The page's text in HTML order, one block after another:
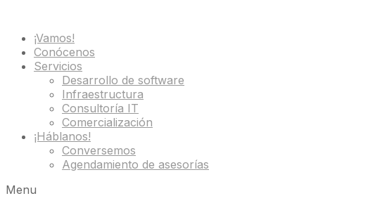
¡Vamos!
Conócenos
Servicios
Desarrollo de software
Infraestructura
Consultoría IT
Comercialización
¡Háblanos!
Conversemos
Agendamiento de asesorías
Menu